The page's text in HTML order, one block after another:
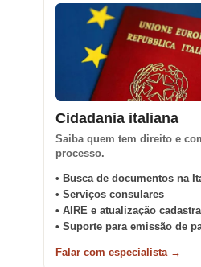
Cidadania italiana
Saiba quem tem direito e
processo.
• Busca de documentos na
• Serviços consulares
• AIRE e atualização cadastral
• Suporte para emissão de
Falar com especialista →